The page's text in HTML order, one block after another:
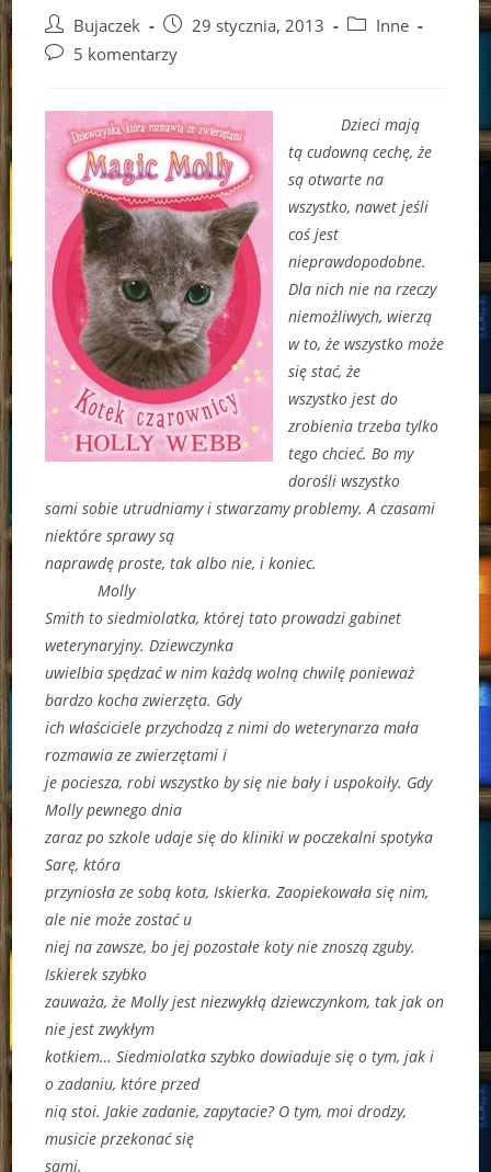
Post
author:
Bujaczek
Post
published:
29 stycznia, 2013
PostInne
Post5 komentarzy
Dzieci mają
tą cudowną cechę, że
są otwarte na
wszystko, nawet jeśli
coś jest
nieprawdopodobne.
Dla nich nie na rzeczy
niemożliwych, wierzą
w to, że wszystko może
się stać, że
wszystko jest do
zrobienia trzeba tylko
tego chcieć. Bo my
dorośli wszystko
sami sobie utrudniamy i stwarzamy problemy. A czasami
niektóre sprawy są
naprawdę proste, tak albo nie, i koniec.
Molly
Smith to siedmiolatka, której tato prowadzi gabinet
weterynaryjny. Dziewczynka
uwielbia spędzać w nim każdą wolną chwilę ponieważ
bardzo kocha zwierzęta. Gdy
ich właściciele przychodzą z nimi do weterynarza mała
rozmawia ze zwierzętami i
je pociesza, robi wszystko by się nie bały i uspokoiły. Gdy
Molly pewnego dnia
zaraz po szkole udaje się do kliniki w poczekalni spotyka
Sarę, która
przyniosła ze sobą kota, Iskierka. Zaopiekowała się nim,
ale nie może zostać u
niej na zawsze, bo jej pozostałe koty nie znoszą zguby.
Iskierek szybko
zauważa, że Molly jest niezwykłą dziewczynkom, tak jak on
nie jest zwykłym
kotkiem… Siedmiolatka szybko dowiaduje się o tym, jak i
o zadaniu, które przed
nią stoi. Jakie zadanie, zapytacie? O tym, moi drodzy,
musicie przekonać się
sami.